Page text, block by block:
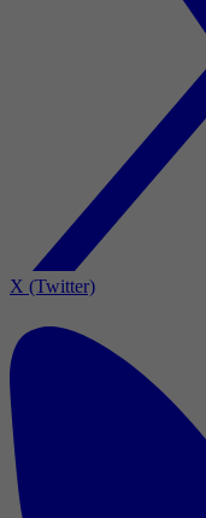
X (Twitter)